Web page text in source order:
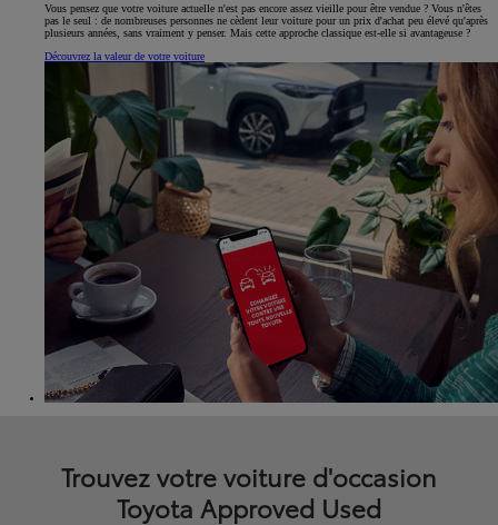
Vous pensez que votre voiture actuelle n'est pas encore assez vieille pour être vendue ? Vous n'êtes
pas le seul : de nombreuses personnes ne cèdent leur voiture pour un prix d'achat peu élevé qu'après
plusieurs années, sans vraiment y penser. Mais cette approche classique est-elle si avantageuse ?
Découvrez la valeur de votre voiture
Trouvez votre voiture d'occasion
Toyota Approved Used